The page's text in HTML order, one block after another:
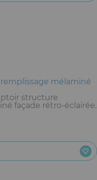
mélaminé
structure
façade rétro-éclairée.